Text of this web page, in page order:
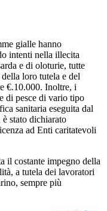
gialle hanno
intenti nella illecita
e di oloturie, tutte
loro tutela e del
€.10.000. Inoltre, i
di pesce di vario tipo
sanitaria eseguita dal
stato dichiarato
ad Enti caritatevoli
il costante impegno della
a tutela dei lavoratori
sempre più